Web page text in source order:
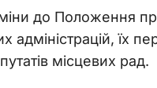
до Положення
їх
місцевих рад.